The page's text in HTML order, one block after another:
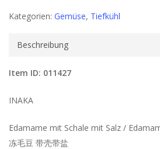
Kategorien: Gemüse, Tiefkühl
Beschreibung
Item ID: 011427
INAKA
Edamame mit Schale mit Salz /
冻毛豆 带壳带盐